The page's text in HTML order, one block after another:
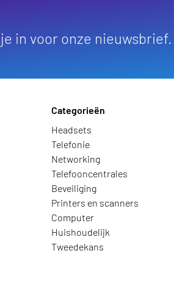
in voor onze nieuwsbrief.
Categorieën
Headsets
Telefonie
Networking
Telefooncentrales
Beveiliging
Printers en scanners
Computer
Huishoudelijk
Tweedekans